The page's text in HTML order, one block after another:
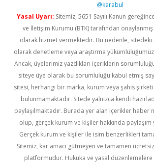
@karabul
Yasal Uyarı: Sitemiz, 5651 Sayılı Kanun
ve İletişim Kurumu (BTK) tarafından onaylanmış
olarak hizmet vermektedir. Bu nedenle,
olarak denetleme veya araştırma
Ancak, üyelerimiz yazdıkları içeriklerin
siteye üye olarak bu sorumluluğu kabul etmiş
sitesi, herhangi bir marka, kurum veya şahıs şirketi
bulunmamaktadır. Sitede yalnızca kendi
paylaşılmaktadır. Burada yer alan içerikler haber
olup, gerçek kurum ve kişiler hakkında paylaşım
Gerçek kurum ve kişiler ile isim benzerlikleri
Sitemiz, kar amacı gütmeyen ve tamamen
platformudur. Hukuka ve yasal düzenlemelere